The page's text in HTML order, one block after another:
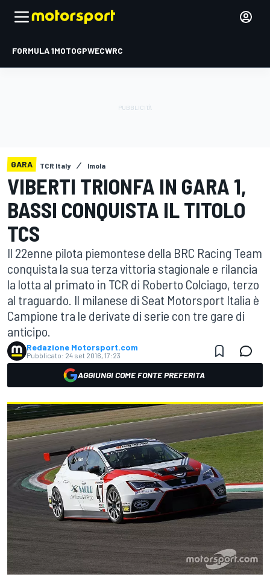
FORMULA 1MOTOGPWECWRC
GARA TCR Italy Imola
VIBERTI TRIONFA IN GARA 1,
BASSI CONQUISTA IL TITOLO
TCS
Il 22enne pilota piemontese della BRC Racing Team
conquista la sua terza vittoria stagionale e rilancia
la lotta al primato in TCR di Roberto Colciago, terzo
al traguardo. Il milanese di Seat Motorsport Italia è
Campione tra le derivate di serie con tre gare di
anticipo.
Redazione Motorsport.com
Pubblicato: 24 set 2016, 17:23
AGGIUNGI COME FONTE PREFERITA